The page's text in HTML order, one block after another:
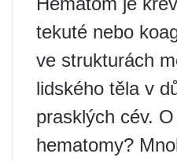
tekuté nebo
ve strukturách
lidského těla v
prasklých cév.
hematomy?